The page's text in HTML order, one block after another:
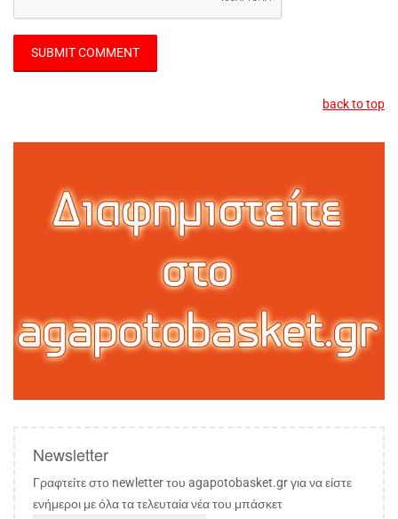
back to top
Newsletter
Γραφτείτε στο newletter του agapotobasket.gr για να είστε
ενήμεροι με όλα τα τελευταία νέα του μπάσκετ